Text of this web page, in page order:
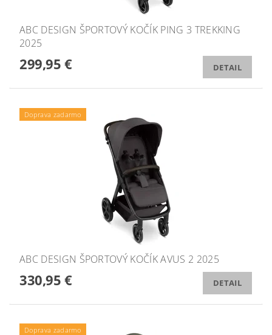
ABC DESIGN ŠPORTOVÝ KOČÍK PING 3 TREKKING
2025
299,95 € DETAIL
Doprava zadarmo
ABC DESIGN ŠPORTOVÝ KOČÍK AVUS 2 2025
330,95 € DETAIL
Doprava zadarmo